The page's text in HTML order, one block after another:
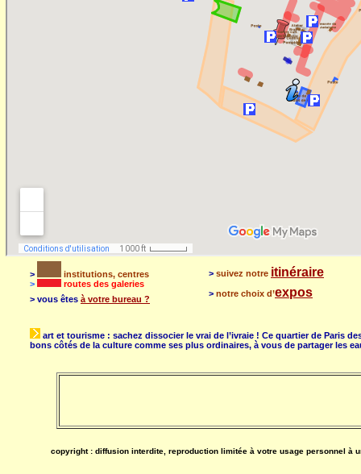
>
institutions, centres
>
routes des galeries
> vous êtes à votre bureau ?
> suivez notre itinéraire
> notre choix d’expos
art et tourisme : sachez dissocier le vrai de l’ivraie ! Ce quartier de Paris
bons côtés de la culture comme ses plus ordinaires, à vous de partager les
copyright : diffusion interdite, reproduction limitée à votre usage personnel à